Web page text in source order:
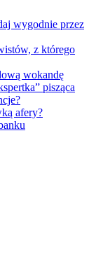
wygodnie przez
z którego
wokandę
pisząca
afery?